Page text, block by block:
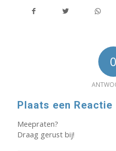
0
Plaats een Reactie
Meepraten?
Draag gerust bij!